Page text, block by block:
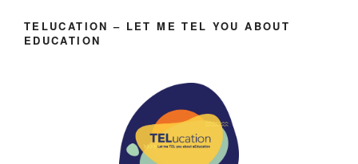
TELUCATION – LET ME TEL YOU ABOUT
EDUCATION